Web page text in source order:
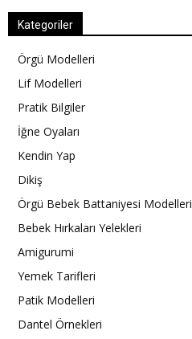
Kategoriler
Örgü Modelleri
Lif Modelleri
Pratik Bilgiler
İğne Oyaları
Kendin Yap
Dikiş
Örgü Bebek Battaniyesi Modelleri
Bebek Hırkaları Yelekleri
Amigurumi
Yemek Tarifleri
Patik Modelleri
Dantel Örnekleri